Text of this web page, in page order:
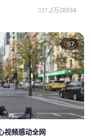
31.2万 8934
97
视频感动全网